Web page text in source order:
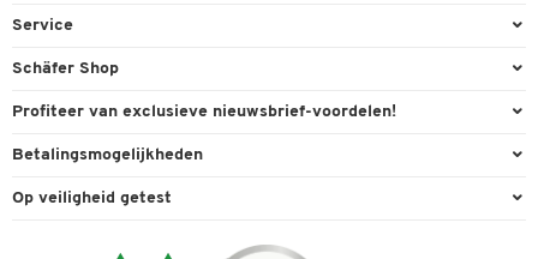
Kantoorbenodigdheden
Milieutechniek
Reiniging & hygiëne
Service
Bestelling herroepen
Inkt & Toner
Schäfer Shop
Algemene voorwaarden
Online catalogi
Profiteer van exclusieve nieuwsbrief-voordelen!
Welkomstgeschenk
Expertise
Betalingsmogelijkheden
Paypal
Op veiligheid getest